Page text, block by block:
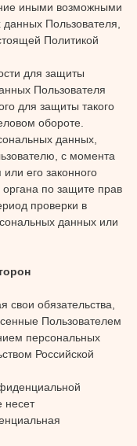
иными возможными
Пользователя,
Политикой
для защиты
Пользователя
для защиты такого
обороте.
данных,
с момента
его законного
по защите прав
проверки в
данных или
обязательства,
Пользователем
персональных
Российской
несет